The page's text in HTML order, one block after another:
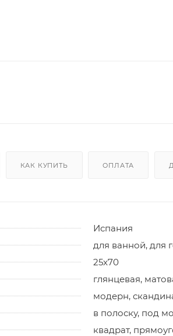
КАК КУПИТЬ ОПЛАТА
Испания
для ванной, для
25x70
глянцевая,
модерн,
в полоску, под
квадрат,